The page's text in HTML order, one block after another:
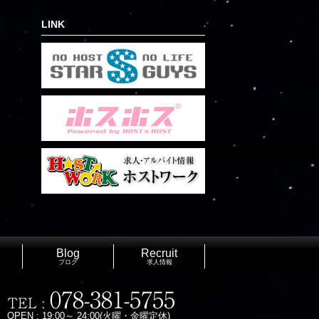
LINK
Blog
ブログ
Recruit
求人情報
OPEN : 19:00～ 24:00(火曜・金曜定休)